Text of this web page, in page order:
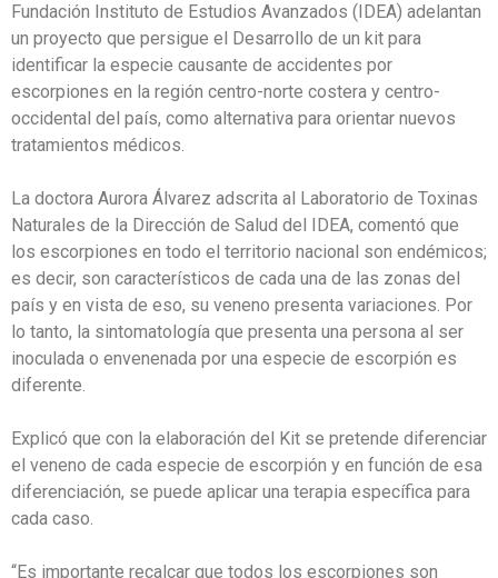
Fundación Instituto de Estudios Avanzados (IDEA) adelantan
un proyecto que persigue el Desarrollo de un kit para
identificar la especie causante de accidentes por
escorpiones en la región centro-norte costera y centro-
occidental del país, como alternativa para orientar nuevos
tratamientos médicos.
La doctora Aurora Álvarez adscrita al Laboratorio de Toxinas
Naturales de la Dirección de Salud del IDEA, comentó que
los escorpiones en todo el territorio nacional son endémicos;
es decir, son característicos de cada una de las zonas del
país y en vista de eso, su veneno presenta variaciones. Por
lo tanto, la sintomatología que presenta una persona al ser
inoculada o envenenada por una especie de escorpión es
diferente.
Explicó que con la elaboración del Kit se pretende diferenciar
el veneno de cada especie de escorpión y en función de esa
diferenciación, se puede aplicar una terapia específica para
cada caso.
“Es importante recalcar que todos los escorpiones son